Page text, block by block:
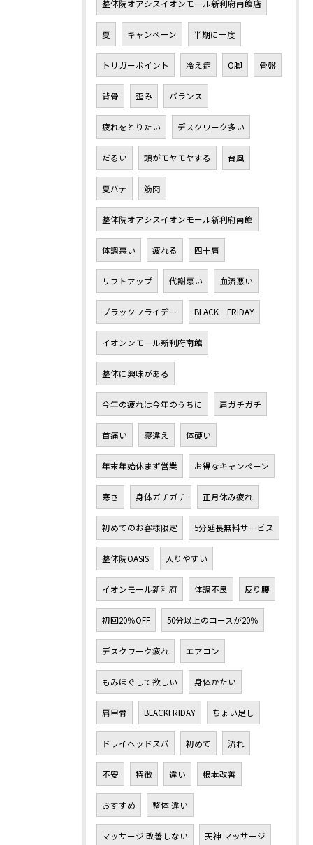
整体院オアシスイオンモール新利府南館店
夏 キャンペーン 半期に一度
トリガーポイント 冷え症 O脚 骨盤
背骨 歪み バランス
疲れをとりたい デスクワーク多い
だるい 頭がモヤモヤする 台風
夏バテ 筋肉
整体院オアシスイオンモール新利府南館
体調悪い 疲れる 四十肩
リフトアップ 代謝悪い 血流悪い
ブラックフライデー BLACK FRIDAY
イオンンモール新利府南館
整体に興味がある
今年の疲れは今年のうちに 肩ガチガチ
首痛い 寝違え 体硬い
年末年始休まず営業 お得なキャンペーン
寒さ 身体ガチガチ 正月休み疲れ
初めてのお客様限定 5分延長無料サービス
整体院OASIS 入りやすい
イオンモール新利府 体調不良 反り腰
初回20％OFF 50分以上のコースが20％
デスクワーク疲れ エアコン
もみほぐして欲しい 身体かたい
肩甲骨 BLACKFRIDAY ちょい足し
ドライヘッドスパ 初めて 流れ
不安 特徴 違い 根本改善
おすすめ 整体 違い
マッサージ 改善しない 天神 マッサージ